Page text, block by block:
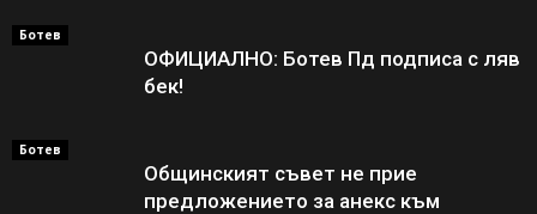
Ботев
ОФИЦИАЛНО: Ботев Пд подписа с ляв
бек!
Ботев
Общинският съвет не прие
предложението за анекс към